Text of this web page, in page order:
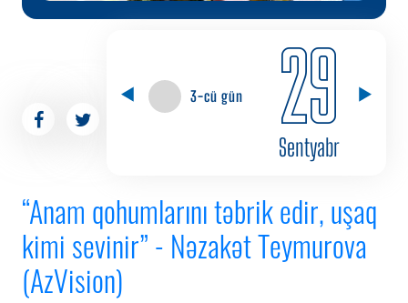
3-cü gün 29
Sentyabr
“Anam qohumlarını təbrik edir, uşaq
kimi sevinir” - Nəzakət Teymurova
(AzVision)